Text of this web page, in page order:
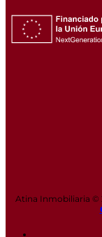
Atina Inmobiliaria ©